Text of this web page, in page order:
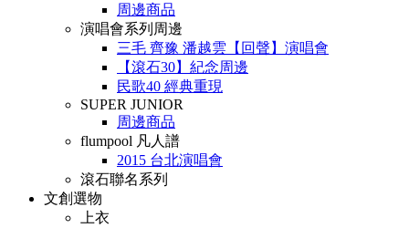
周邊商品
演唱會系列周邊
三毛 齊豫 潘越雲【回聲】演唱會
【滾石30】紀念周邊
民歌40 經典重現
SUPER JUNIOR
周邊商品
flumpool 凡人譜
2015 台北演唱會
滾石聯名系列
文創選物
上衣